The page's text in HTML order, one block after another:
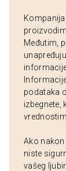
Kompanija
Međutim,
podataka
izbegnete,
Ako
niste
vašeg